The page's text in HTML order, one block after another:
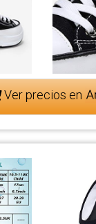
Ver precios en